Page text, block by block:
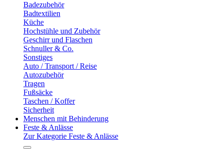
Badezubehör
Badtextilien
Küche
Hochstühle und Zubehör
Geschirr und Flaschen
Schnuller & Co.
Sonstiges
Auto / Transport / Reise
Autozubehör
Tragen
Fußsäcke
Taschen / Koffer
Sicherheit
Menschen mit Behinderung
Feste & Anlässe
Zur Kategorie Feste & Anlässe